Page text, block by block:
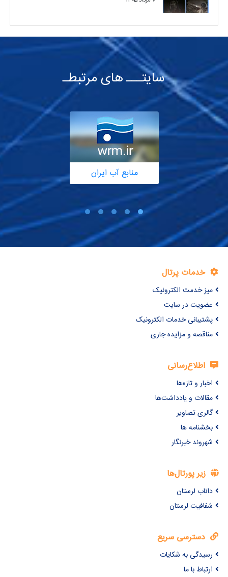
سایتـــ های مرتبطـ
منابع آب ایران
خدمات پرتال
میز خدمت الکترونیک
عضویت در سایت
پشتیبانی خدمات الکترونیک
مناقصه و مزایده جاری
اطلاع‌رسانی
اخبار و تازه‌ها
مقالات و یادداشت‌ها
گالری تصاویر
بخشنامه ها
شهروند خبرنگار
زیر پورتال‌ها
داناب لرستان
شفافیت لرستان
دسترسی سریع
رسیدگی به شکایات
ارتباط با ما